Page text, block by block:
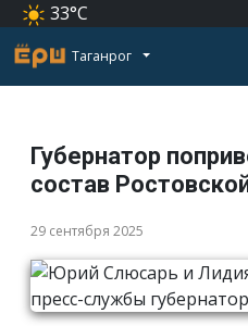
33°C
Таганрог
Губернатор
состав
29 сентября 2025